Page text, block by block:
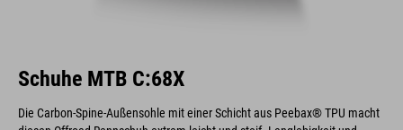
Schuhe MTB C:68X
Die Carbon-Spine-Außensohle mit einer Schicht aus Peebax® TPU macht